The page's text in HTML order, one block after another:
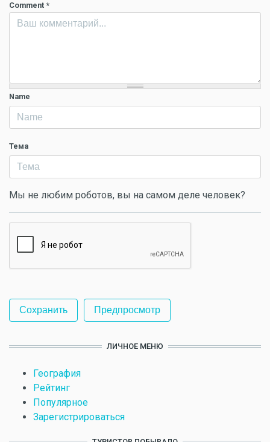
Comment *
Name
Тема
Мы не любим роботов, вы на самом деле человек?
ЛИЧНОЕ МЕНЮ
География
Рейтинг
Популярное
Зарегистрироваться